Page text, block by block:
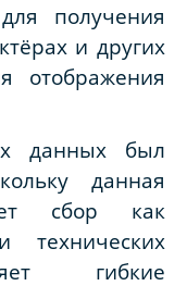
получения
и других
отображения
данных был
данная
сбор как
технических
гибкие